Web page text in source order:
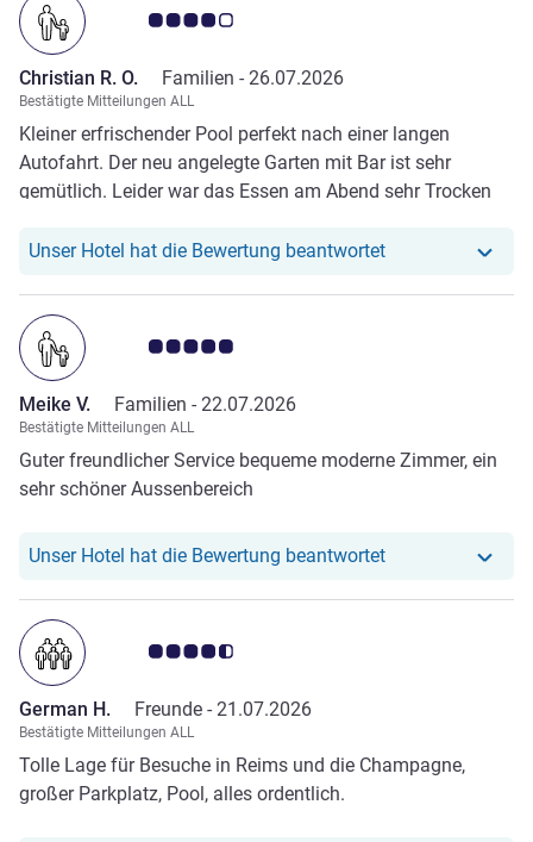
Note Kundenmeinungen 4.0/5
Christian R. O. Familien - 26.07.2026
Bestätigte Mitteilungen ALL
Kleiner erfrischender Pool perfekt nach einer langen
Autofahrt. Der neu angelegte Garten mit Bar ist sehr
gemütlich. Leider war das Essen am Abend sehr Trocken
Der Service war sehr unaufmerksam und machte uns auch
Unser Hotel hat die Bewertung beantwortetUnser Hotel hat
Note Kundenmeinungen 5.0/5
Meike V. Familien - 22.07.2026
Bestätigte Mitteilungen ALL
Guter freundlicher Service bequeme moderne Zimmer, ein
sehr schöner Aussenbereich
Unser Hotel hat die Bewertung beantwortetUnser Hotel hat
Note Kundenmeinungen 4.5/5
German H. Freunde - 21.07.2026
Bestätigte Mitteilungen ALL
Tolle Lage für Besuche in Reims und die Champagne,
großer Parkplatz, Pool, alles ordentlich.